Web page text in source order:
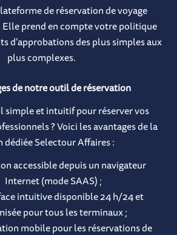
de réservation de voyage
Elle prend en compte votre politique
d’approbations des plus simples aux
plus complexes.
de notre outil de réservation
simple et intuitif pour réserver vos
? Voici les avantages de la
dédiée Selectour Affaires :
accessible depuis un navigateur
Internet (mode SAAS) ;
intuitive disponible 24 h/24 et
pour tous les terminaux ;
mobile pour les réservations de